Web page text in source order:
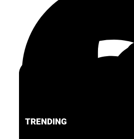
TRENDING